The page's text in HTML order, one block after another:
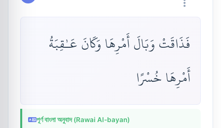
فَذَاقَتْ وَبَالَ أَمْرِهَا وَكَانَ عَـٰقِبَةُ
أَمْرِهَا خُسْرًا
পূর্ণ বাংলা অনুবাদ (Rawai Al-bayan)